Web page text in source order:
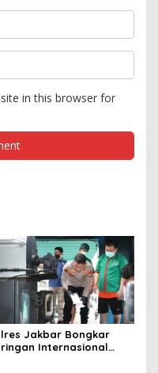
in this browser for
Jakbar Bongkar
Internasional